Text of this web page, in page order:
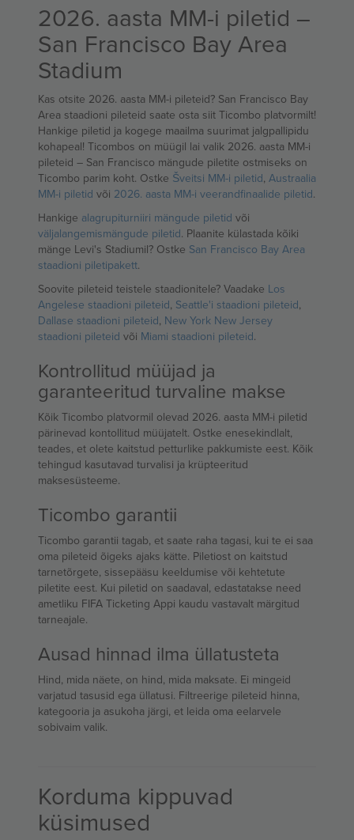
2026. aasta MM-i piletid –
San Francisco Bay Area
Stadium
Kas otsite 2026. aasta MM-i pileteid? San Francisco Bay
Area staadioni pileteid saate osta siit Ticombo platvormilt!
Hankige piletid ja kogege maailma suurimat jalgpallipidu
kohapeal! Ticombos on müügil lai valik 2026. aasta MM-i
pileteid – San Francisco mängude piletite ostmiseks on
Ticombo parim koht. Ostke Šveitsi MM-i piletid, Austraalia
MM-i piletid või 2026. aasta MM-i veerandfinaalide piletid.
Hankige alagrupiturniiri mängude piletid või
väljalangemismängude piletid. Plaanite külastada kõiki
mänge Levi's Stadiumil? Ostke San Francisco Bay Area
staadioni piletipakett.
Soovite pileteid teistele staadionitele? Vaadake Los
Angelese staadioni pileteid, Seattle'i staadioni pileteid,
Dallase staadioni pileteid, New York New Jersey
staadioni pileteid või Miami staadioni pileteid.
Kontrollitud müüjad ja
garanteeritud turvaline makse
Kõik Ticombo platvormil olevad 2026. aasta MM-i piletid
pärinevad kontollitud müüjatelt. Ostke enesekindlalt,
teades, et olete kaitstud petturlike pakkumiste eest. Kõik
tehingud kasutavad turvalisi ja krüpteeritud
maksesüsteeme.
Ticombo garantii
Ticombo garantii tagab, et saate raha tagasi, kui te ei saa
oma pileteid õigeks ajaks kätte. Piletiost on kaitstud
tarnetõrgete, sissepääsu keeldumise või kehtetute
piletite eest. Kui piletid on saadaval, edastatakse need
ametliku FIFA Ticketing Appi kaudu vastavalt märgitud
tarneajale.
Ausad hinnad ilma üllatusteta
Hind, mida näete, on hind, mida maksate. Ei mingeid
varjatud tasusid ega üllatusi. Filtreerige pileteid hinna,
kategooria ja asukoha järgi, et leida oma eelarvele
sobivaim valik.
Korduma kippuvad
küsimused